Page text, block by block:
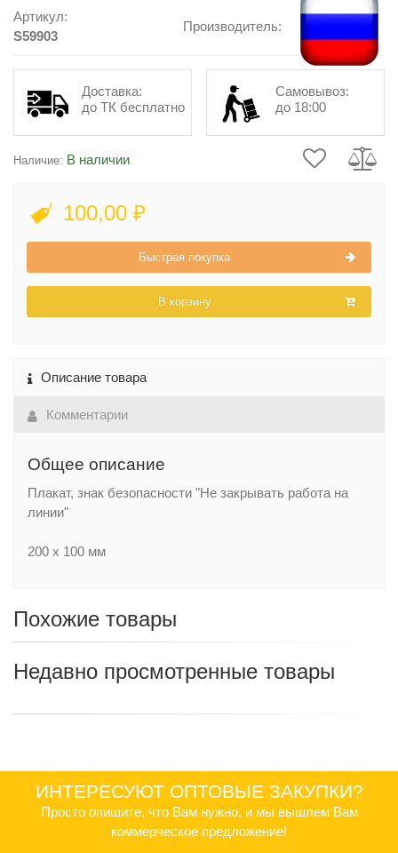
Артикул:
S59903
Производитель:
Доставка:
до ТК бесплатно
Самовывоз:
до 18:00
Наличие: В наличии
100,00 ₽
Быстрая покупка
В корзину
Описание товара
Комментарии
Общее описание
Плакат, знак безопасности "Не закрывать работа на
линии"
200 х 100 мм
Похожие товары
Недавно просмотренные товары
ИНТЕРЕСУЮТ ОПТОВЫЕ ЗАКУПКИ?
Просто опишите, что Вам нужно, и мы вышлем Вам
коммерческое предложение!